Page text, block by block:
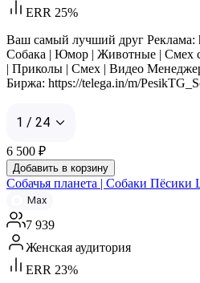
ERR 25%
Ваш самый лучший друг Реклама:
Собака | Юмор | Животные | Смех
| Приколы | Смех | Видео
Биржа: https://telega.in/m/
1 / 24
6 500 ₽
Добавить в корзину
Собачья планета | Собаки Пёсики
Max
7 939
Женская аудитория
ERR 23%